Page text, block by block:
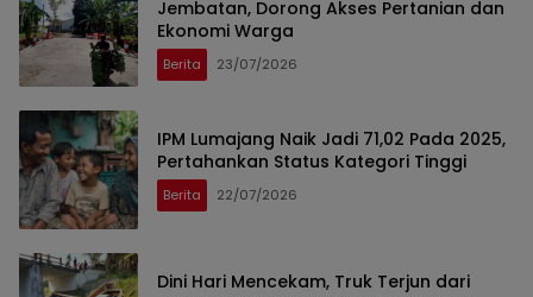
Jembatan, Dorong Akses Pertanian dan
Ekonomi Warga
Berita 23/07/2026
IPM Lumajang Naik Jadi 71,02 Pada 2025,
Pertahankan Status Kategori Tinggi
Berita 22/07/2026
Dini Hari Mencekam, Truk Terjun dari